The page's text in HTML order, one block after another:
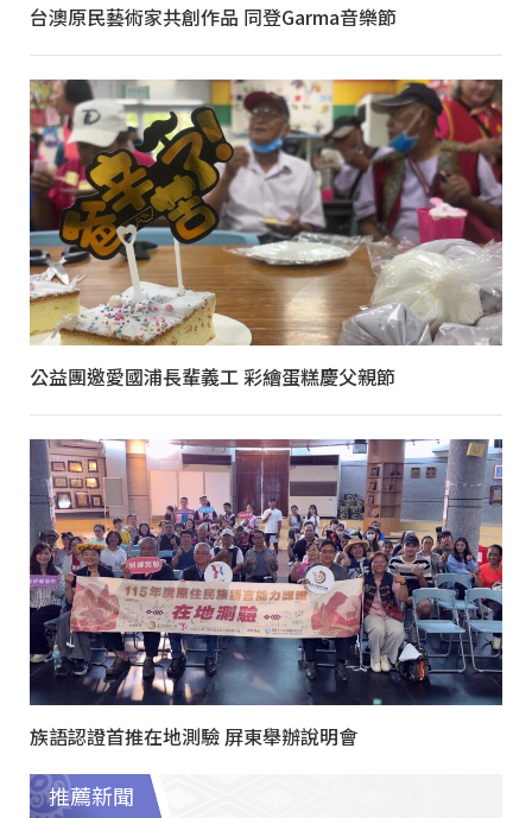
台澳原民藝術家共創作品 同登Garma音樂節
公益團邀愛國浦長輩義工 彩繪蛋糕慶父親節
族語認證首推在地測驗 屏東舉辦說明會
推薦新聞